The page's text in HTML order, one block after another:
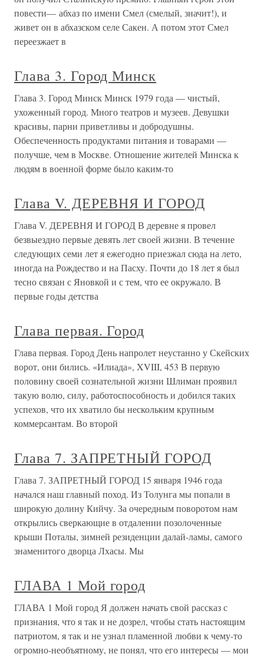
повести— абхаз по имени Смел (смелый, значит!), и
живет он в абхазском селе Сакен. А потом этот Смел
переезжает в
Глава 3. Город Минск
Глава 3. Город Минск Минск 1979 года — чистый,
ухоженный город. Много театров и музеев. Девушки
красивы, парни приветливы и добродушны.
Обеспеченность продуктами питания и товарами —
получше, чем в Москве. Отношение жителей Минска к
людям в военной форме было каким-то
Глава V. ДЕРЕВНЯ И ГОРОД
Глава V. ДЕРЕВНЯ И ГОРОД В деревне я провел
безвыездно первые девять лет своей жизни. В течение
следующих семи лет я ежегодно приезжал сюда на лето,
иногда на Рождество и на Пасху. Почти до 18 лет я был
тесно связан с Яновкой и с тем, что ее окружало. В
первые годы детства
Глава первая. Город
Глава первая. Город День напролет неустанно у Скейских
ворот, они бились. «Илиада», XVIII, 453 В первую
половину своей сознательной жизни Шлиман проявил
такую волю, силу, работоспособность и добился таких
успехов, что их хватило бы нескольким крупным
коммерсантам. Во второй
Глава 7. ЗАПРЕТНЫЙ ГОРОД
Глава 7. ЗАПРЕТНЫЙ ГОРОД 15 января 1946 года
начался наш главный поход. Из Толунга мы попали в
широкую долину Кийчу. За очередным поворотом нам
открылись сверкающие в отдалении позолоченные
крыши Поталы, зимней резиденции далай-ламы, самого
знаменитого дворца Лхасы. Мы
ГЛАВА 1 Мой город
ГЛАВА 1 Мой город Я должен начать свой рассказ с
признания, что я так и не дозрел, чтобы стать настоящим
патриотом, я так и не узнал пламенной любви к чему-то
огромно-необъятному, не понял, что его интересы — мои